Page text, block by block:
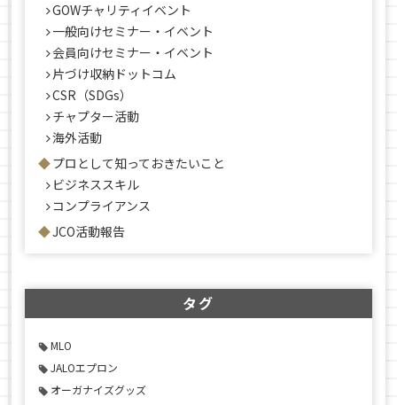
GOWチャリティイベント
一般向けセミナー・イベント
会員向けセミナー・イベント
片づけ収納ドットコム
CSR（SDGs）
チャプター活動
海外活動
プロとして知っておきたいこと
ビジネススキル
コンプライアンス
JCO活動報告
タグ
MLO
JALOエプロン
オーガナイズグッズ